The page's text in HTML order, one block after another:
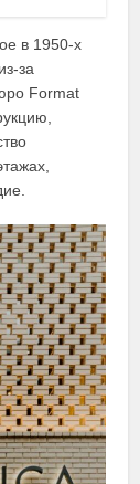
в 1950-х
за
Format